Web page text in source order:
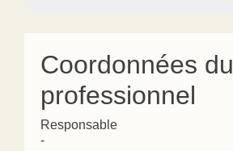
Coordonnées du
professionnel
Responsable
-